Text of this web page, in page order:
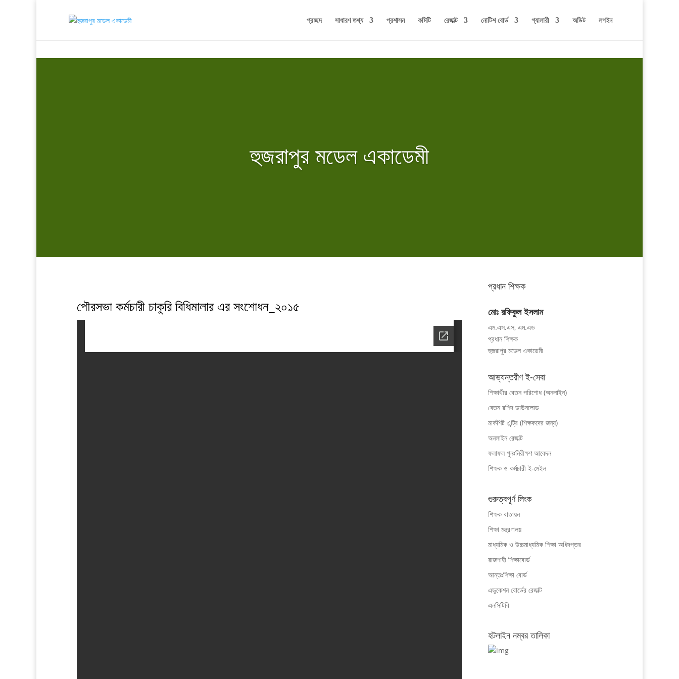
প্রচ্ছদ সাধারণ তথ্য প্রশাসন কমিটি রেজাল্ট নোটিশ বোর্ড গ্যালারী অডিট লগইন
হুজরাপুর মডেল একাডেমী
পৌরসভা কর্মচারী চাকুরি বিধিমালার এর সংশোধন_২০১৫
প্রধান শিক্ষক
মোঃ রফিকুল ইসলাম
এম.এস.এস, এম.এড
প্রধান শিক্ষক
হুজরাপুর মডেল একাডেমী
আভ্যন্তরীণ ই-সেবা
শিক্ষার্থীর বেতন পরিশোধ (অনলাইন)
বেতন রশিদ ডাউনলোড
মার্কশিট এন্ট্রি (শিক্ষকদের জন্য)
অনলাইন রেজাল্ট
ফলাফল পুনঃনিরীক্ষণ আবেদন
শিক্ষক ও কর্মচারী ই-মেইল
গুরুত্বপূর্ণ লিংক
শিক্ষক বাতায়ন
শিক্ষা মন্ত্রণালয়
মাধ্যমিক ও উচ্চমাধ্যমিক শিক্ষা অধিদপ্তর
রাজশাহী শিক্ষাবোর্ড
আন্তঃশিক্ষা বোর্ড
এডুকেশন বোর্ডের রেজাল্ট
এনসিটিবি
হটলাইন নম্বর তালিকা